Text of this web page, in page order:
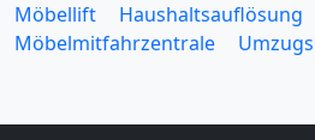
Möbellift
Haushaltsauflösung
Möbelmitfahrzentrale